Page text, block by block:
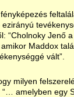
“Cholnoky Jenő
Maddox
vált”.
milyen
amelyben egy